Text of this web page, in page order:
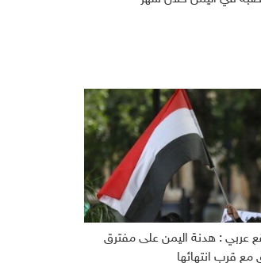
عربي : هدنة اليمن على مفترق
قرب انتهائها